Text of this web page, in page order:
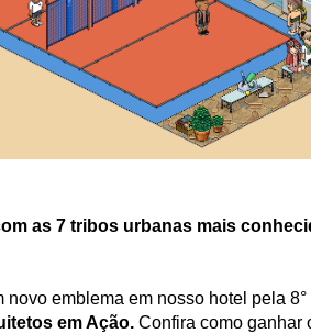
as 7 tribos urbanas mais
novo emblema em nosso hotel pela 8°
em Ação.Confira como ganhar